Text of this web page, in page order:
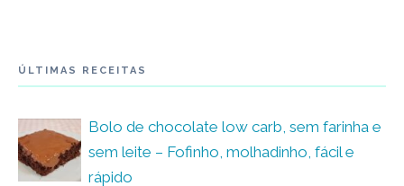
ÚLTIMAS RECEITAS
Bolo de chocolate low carb, sem farinha e
sem leite – Fofinho, molhadinho, fácil e
rápido